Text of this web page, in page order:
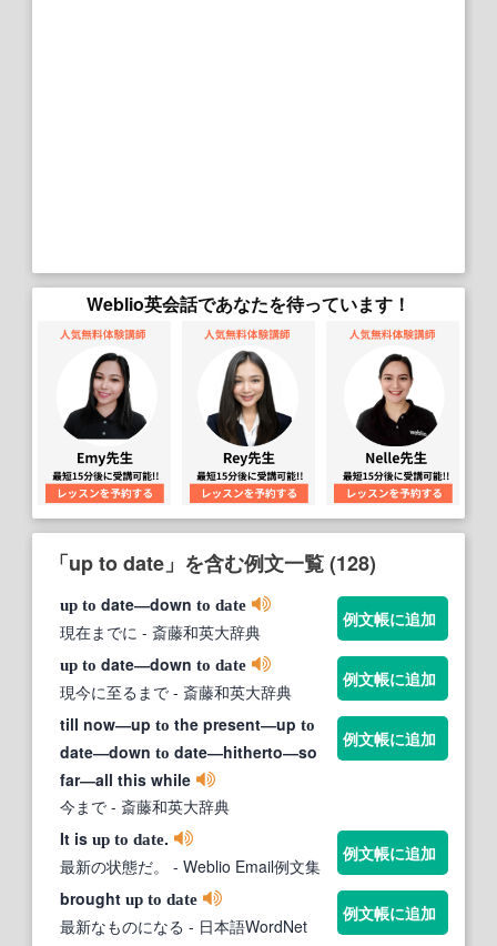
Weblio英会話であなたを待っています！
「up to date」を含む例文一覧 (128)
up to date―down to date
現在までに - 斎藤和英大辞典
例文帳に追加
up to date―down to date
現今に至るまで - 斎藤和英大辞典
例文帳に追加
till now―up to the present―up to
date―down to date―hitherto―so
far―all this while
今まで - 斎藤和英大辞典
例文帳に追加
It is up to date.
最新の状態だ。
- Weblio Email例文集
例文帳に追加
brought up to date
最新なものになる - 日本語WordNet
例文帳に追加